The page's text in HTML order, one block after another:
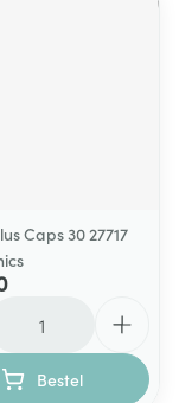
Caps 30 27717
Bestel